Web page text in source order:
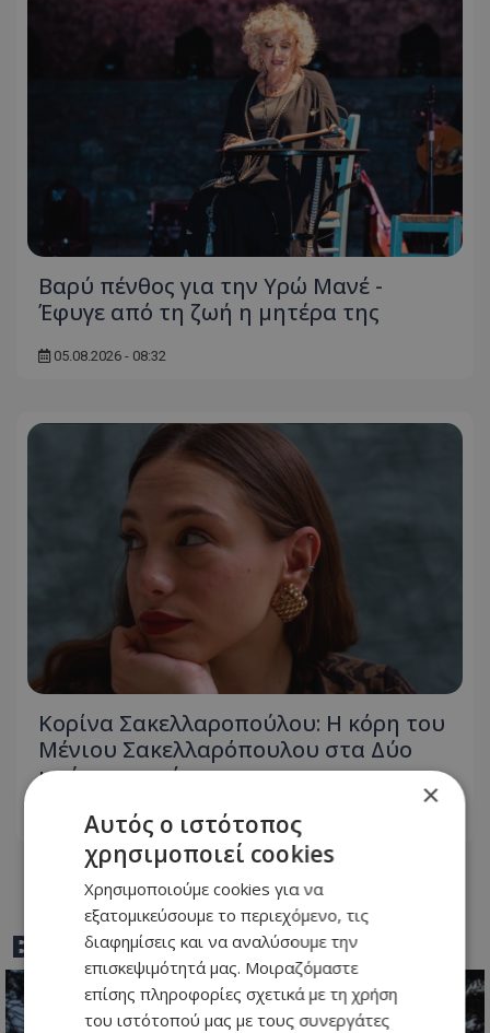
Βαρύ πένθος για την Υρώ Μανέ -
Έφυγε από τη ζωή η μητέρα της
05.08.2026 - 08:32
Κορίνα Σακελλαροπούλου: Η κόρη του
Μένιου Σακελλαρόπουλου στα Δύο
μαύρα πουκάμισα
05.08.2026 - 08:25
BEST OFTOTHEMAONLINE
×
Αυτός ο ιστότοπος
χρησιμοποιεί cookies
Χρησιμοποιούμε cookies για να
εξατομικεύσουμε το περιεχόμενο, τις
διαφημίσεις και να αναλύσουμε την
επισκεψιμότητά μας. Μοιραζόμαστε
επίσης πληροφορίες σχετικά με τη χρήση
του ιστότοπού μας με τους συνεργάτες